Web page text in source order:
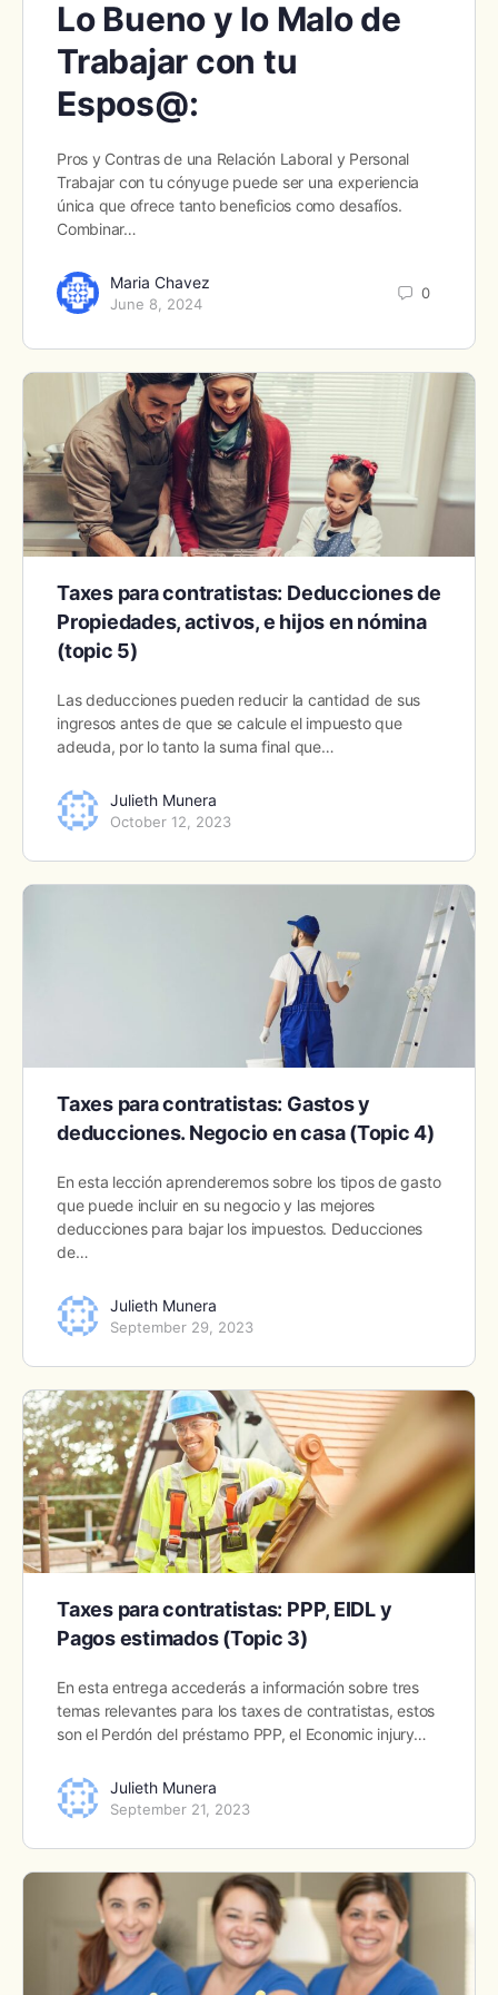
Lo Bueno y lo Malo de
Trabajar con tu
Espos@:
Pros y Contras de una Relación Laboral y Personal
Trabajar con tu cónyuge puede ser una experiencia
única que ofrece tanto beneficios como desafíos.
Combinar…
Maria Chavez
June 8, 2024
0
Taxes para contratistas: Deducciones de
Propiedades, activos, e hijos en nómina
(topic 5)
Las deducciones pueden reducir la cantidad de sus
ingresos antes de que se calcule el impuesto que
adeuda, por lo tanto la suma final que…
Julieth Munera
October 12, 2023
Taxes para contratistas: Gastos y
deducciones. Negocio en casa (Topic 4)
En esta lección aprenderemos sobre los tipos de gasto
que puede incluir en su negocio y las mejores
deducciones para bajar los impuestos. Deducciones
de…
Julieth Munera
September 29, 2023
Taxes para contratistas: PPP, EIDL y
Pagos estimados (Topic 3)
En esta entrega accederás a información sobre tres
temas relevantes para los taxes de contratistas, estos
son el Perdón del préstamo PPP, el Economic injury…
Julieth Munera
September 21, 2023